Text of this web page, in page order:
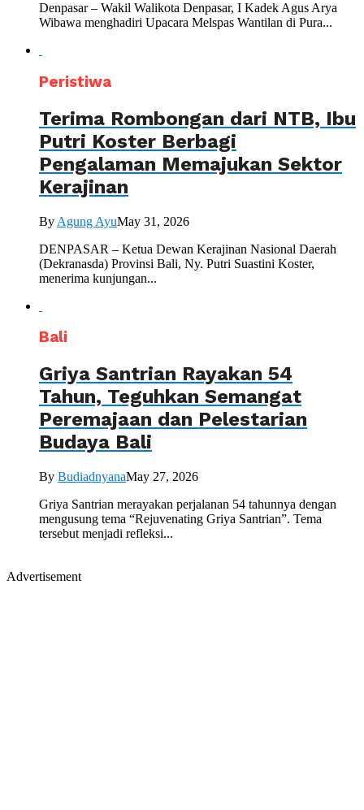
Denpasar – Wakil Walikota Denpasar, I Kadek Agus Arya
Wibawa menghadiri Upacara Melspas Wantilan di Pura...
Peristiwa
Terima Rombongan dari NTB, Ibu
Putri Koster Berbagi
Pengalaman Memajukan Sektor
Kerajinan
By Agung AyuMay 31, 2026
DENPASAR – Ketua Dewan Kerajinan Nasional Daerah
(Dekranasda) Provinsi Bali, Ny. Putri Suastini Koster,
menerima kunjungan...
Bali
Griya Santrian Rayakan 54
Tahun, Teguhkan Semangat
Peremajaan dan Pelestarian
Budaya Bali
By BudiadnyanaMay 27, 2026
Griya Santrian merayakan perjalanan 54 tahunnya dengan
mengusung tema “Rejuvenating Griya Santrian”. Tema
tersebut menjadi refleksi...
Advertisement